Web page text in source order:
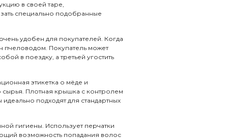
в своей таре,
специально подобранные
удобен для покупателей. Когда
пчеловодом. Покупатель может
в поездку, а третьей угостить
этикетка о мёде и
сырья. Плотная крышка с контролем
подходят для стандартных
гигиены. Использует перчатки
возможность попадания волос